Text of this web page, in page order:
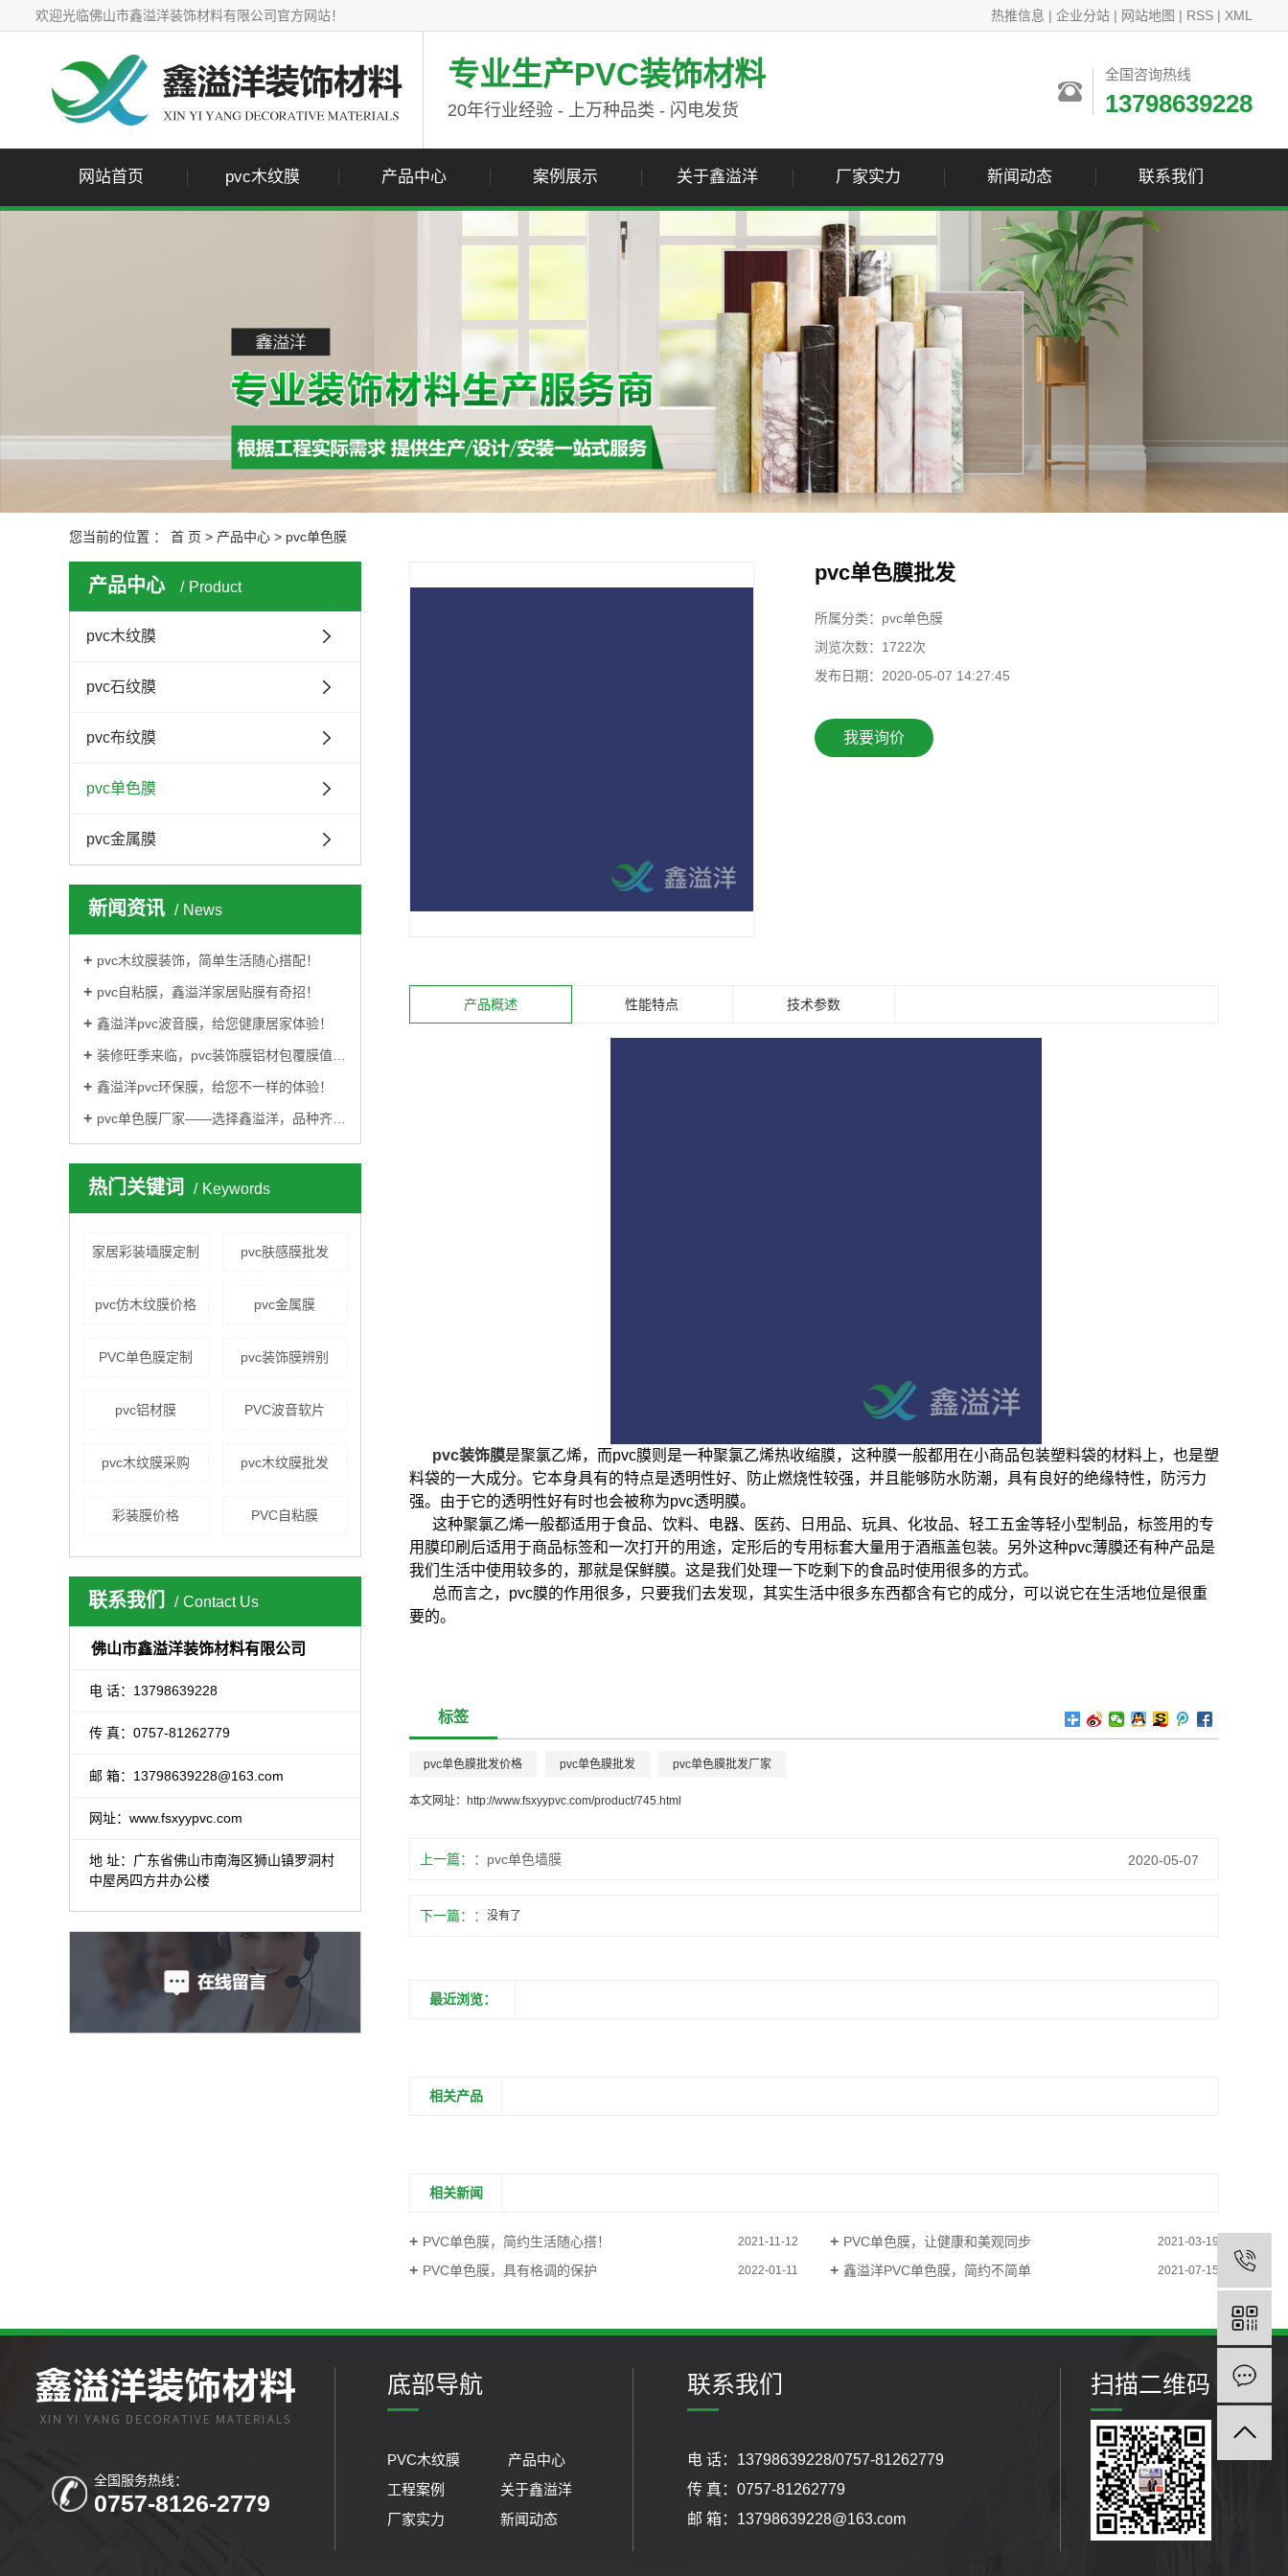
欢迎光临佛山市鑫溢洋装饰材料有限公司官方网站！ 热推信息 | 企业分站 | 网站地图 | RSS | XML
专业生产PVC装饰材料
20年行业经验 - 上万种品类 - 闪电发货
全国咨询热线
13798639228
网站首页 pvc木纹膜 产品中心
pvc金属膜
案例展示 关于鑫溢洋 厂家实力 新闻动态
公司新闻
行业资讯
技术资讯
联系我们
联系我们
您当前的位置 ： 首 页 > 产品中心 > pvc单色膜
产品中心 Product
pvc木纹膜
pvc石纹膜
pvc布纹膜
pvc单色膜
pvc金属膜
新闻资讯 News
pvc木纹膜装饰，简单生活随心搭配！
pvc自粘膜，鑫溢洋家居贴膜有奇招！
鑫溢洋pvc波音膜，给您健康居家体验！
装修旺季来临，pvc装饰膜铝材包覆膜值得您的选择！
鑫溢洋pvc环保膜，给您不一样的体验！
pvc单色膜厂家——选择鑫溢洋，品种齐全，质量可靠！
热门关键词 Keywords
家居彩装墙膜定制 pvc肤感膜批发
pvc仿木纹膜价格 pvc金属膜
PVC单色膜定制 pvc装饰膜辨别
pvc铝材膜 PVC波音软片
pvc木纹膜采购 pvc木纹膜批发
彩装膜价格 PVC自粘膜
联系我们 Contact Us
佛山市鑫溢洋装饰材料有限公司
电 话：13798639228
传 真：0757-81262779
邮 箱： 13798639228@163.com
网址：www.fsxyypvc.com
地 址：广东省佛山市南海区狮山镇罗洞村
中屋呙四方井办公楼
pvc单色膜批发
所属分类： pvc单色膜
浏览次数： 1722次
发布日期： 2020-05-07 14:27:45
我要询价
产品概述 性能特点 技术参数
pvc装饰膜是聚氯乙烯，而pvc膜则是一种聚氯乙烯热收缩膜，这种膜一般都用在小商品包装塑料袋的材料上，也是塑
料袋的一大成分。它本身具有的特点是透明性好、防止燃烧性较强，并且能够防水防潮，具有良好的绝缘特性，防污力
强。由于它的透明性好有时也会被称为pvc透明膜。
这种聚氯乙烯一般都适用于食品、饮料、电器、医药、日用品、玩具、化妆品、轻工五金等轻小型制品，标签用的专
用膜印刷后适用于商品标签和一次打开的用途，定形后的专用标套大量用于酒瓶盖包装。另外这种pvc薄膜还有种产品是
我们生活中使用较多的，那就是保鲜膜。这是我们处理一下吃剩下的食品时使用很多的方式。
总而言之，pvc膜的作用很多，只要我们去发现，其实生活中很多东西都含有它的成分，可以说它在生活地位是很重
要的。
标签
pvc单色膜批发价格 pvc单色膜批发 pvc单色膜批发厂家
本文网址： http://www.fsxyypvc.com/product/745.html
上一篇： pvc单色墙膜 2020-05-07
下一篇： 没有了
最近浏览：
相关产品
相关新闻
PVC单色膜，简约生活随心搭！ 2021-11-12 PVC单色膜，让健康和美观同步 2021-03-19
PVC单色膜，具有格调的保护 2022-01-11 鑫溢洋PVC单色膜，简约不简单 2021-07-15
全国服务热线：
0757-8126-2779
底部导航
PVC木纹膜
产品中心
工程案例
关于鑫溢洋
厂家实力
新闻动态
联系我们
电 话：13798639228/0757-81262779
传 真：0757-81262779
邮 箱：13798639228@163.com
扫描二维码